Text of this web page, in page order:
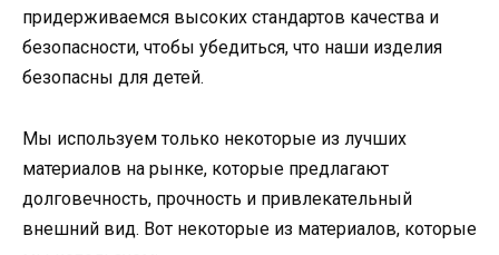
придерживаемся высоких стандартов качества и
безопасности, чтобы убедиться, что наши изделия
безопасны для детей.
Мы используем только некоторые из лучших
материалов на рынке, которые предлагают
долговечность, прочность и привлекательный
внешний вид. Вот некоторые из материалов, которые